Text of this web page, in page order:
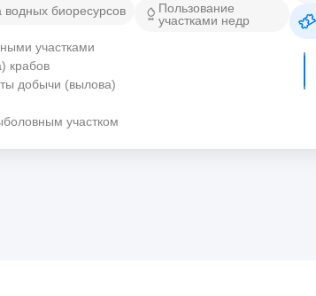
биоресурсов
участками
крабов
добычи (вылова)
участком
Пользование
участками недр